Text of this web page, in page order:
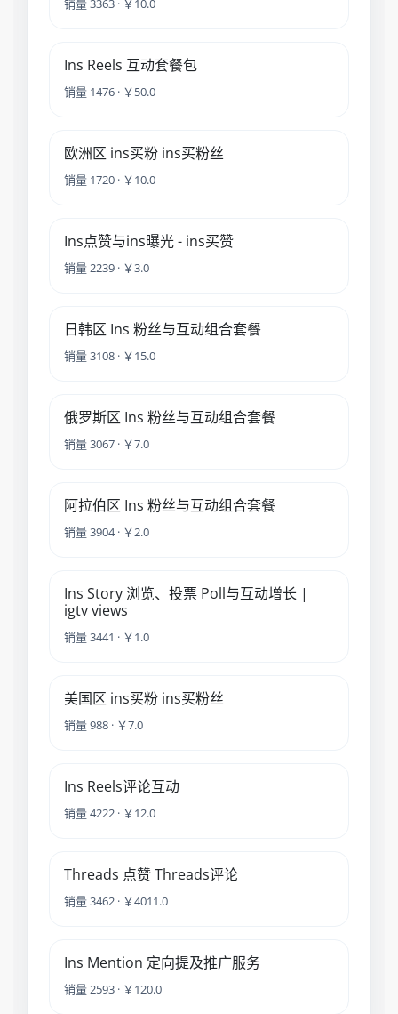
销量 3363 · ￥10.0
Ins Reels 互动套餐包
销量 1476 · ￥50.0
欧洲区 ins买粉 ins买粉丝
销量 1720 · ￥10.0
Ins点赞与ins曝光 - ins买赞
销量 2239 · ￥3.0
日韩区 Ins 粉丝与互动组合套餐
销量 3108 · ￥15.0
俄罗斯区 Ins 粉丝与互动组合套餐
销量 3067 · ￥7.0
阿拉伯区 Ins 粉丝与互动组合套餐
销量 3904 · ￥2.0
Ins Story 浏览、投票 Poll与互动增长 |
igtv views
销量 3441 · ￥1.0
美国区 ins买粉 ins买粉丝
销量 988 · ￥7.0
Ins Reels评论互动
销量 4222 · ￥12.0
Threads 点赞 Threads评论
销量 3462 · ￥4011.0
Ins Mention 定向提及推广服务
销量 2593 · ￥120.0